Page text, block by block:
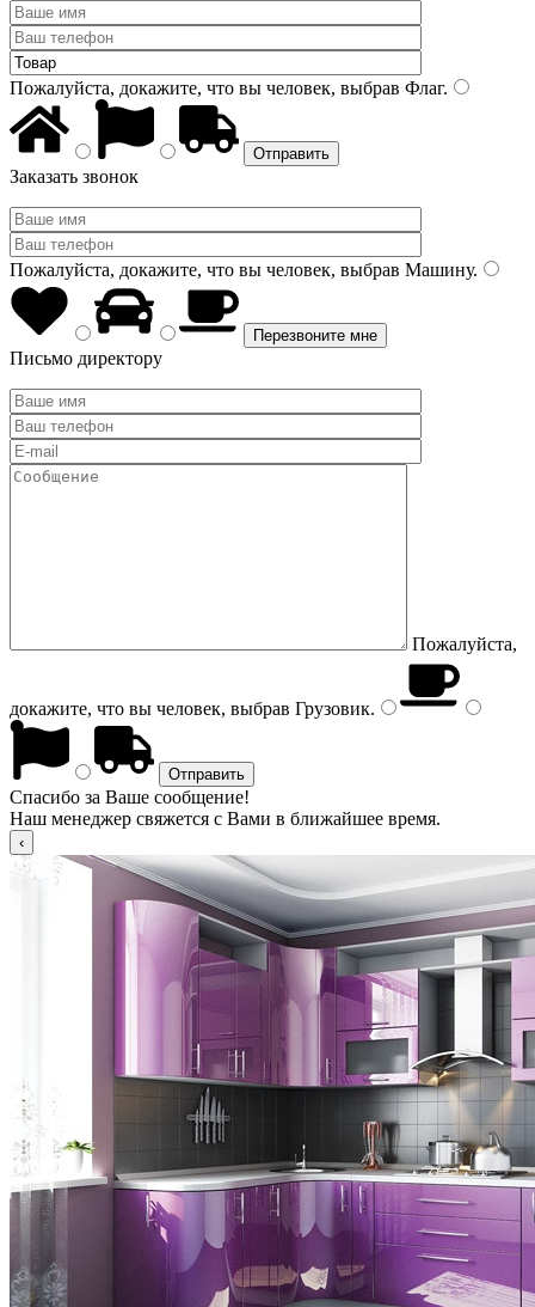
Пожалуйста, докажите, что вы человек, выбрав Флаг.
Заказать звонок
Пожалуйста, докажите, что вы человек, выбрав Машину.
Письмо директору
Пожалуйста,
докажите, что вы человек, выбрав Грузовик.
Спасибо за Ваше сообщение!
Наш менеджер свяжется с Вами в ближайшее время.